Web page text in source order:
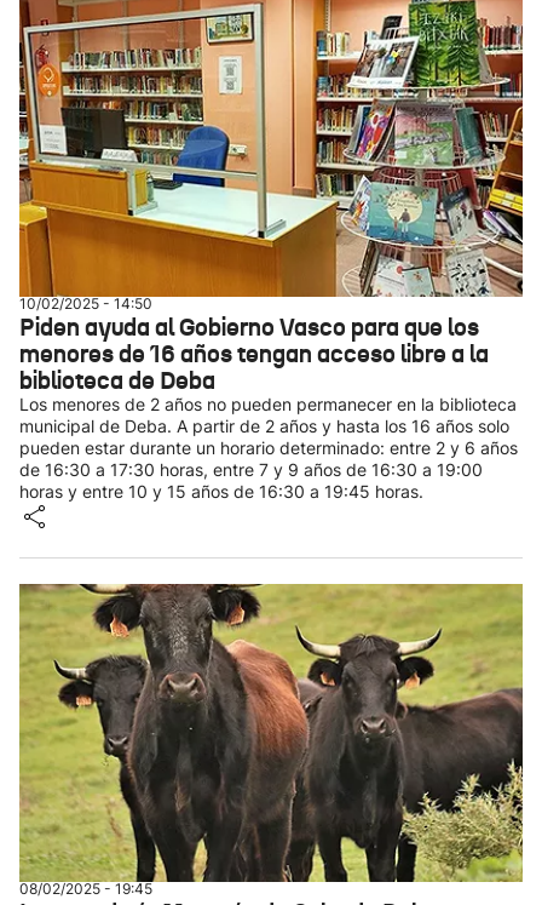
10/02/2025 - 14:50
Piden ayuda al Gobierno Vasco para que los
menores de 16 años tengan acceso libre a la
biblioteca de Deba
Los menores de 2 años no pueden permanecer en la biblioteca
municipal de Deba. A partir de 2 años y hasta los 16 años solo
pueden estar durante un horario determinado: entre 2 y 6 años
de 16:30 a 17:30 horas, entre 7 y 9 años de 16:30 a 19:00
horas y entre 10 y 15 años de 16:30 a 19:45 horas.
08/02/2025 - 19:45